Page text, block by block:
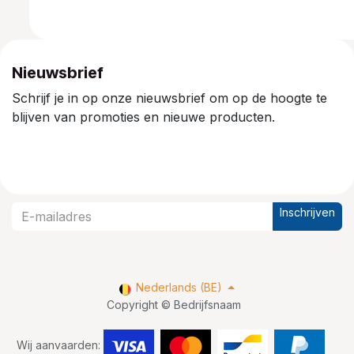
Nieuwsbrief
Schrijf je in op onze nieuwsbrief om op de hoogte te
blijven van promoties en nieuwe producten.
Inschrijven
Copyright © Bedrijfsnaam
Wij aanvaarden:
Nederlands (BE)